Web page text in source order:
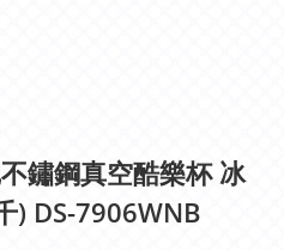
鏽鋼真空酷樂杯 冰
) DS-7906WNB